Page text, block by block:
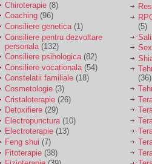
cronica de care nu pot
scapa si simt ca din
cauza ei nu pot
controla nervii si
cateodata are copilul
de suferit.
Am o bariera peste
care nu pot trece:
prietena mea a ramas
insarcinata cu o fata.
Am fost de comun
acord sa facem un
copil, cu gandul ca e
baiat.
Chiroterapie (8)
Coaching (96)
Consiliere genetica(1)
Consiliere pentru dezvoltare
personala (132)
Consiliere psihologica(82)
Consiliere vocationala (54)
Constelatii familiale (18)
Cosmetologie (3)
Cristaloterapie (26)
Detoxifiere (29)
Electropunctura (10)
Electroterapie (13)
Feng shui (7)
Fitoterapie (38)
(5)
(36)